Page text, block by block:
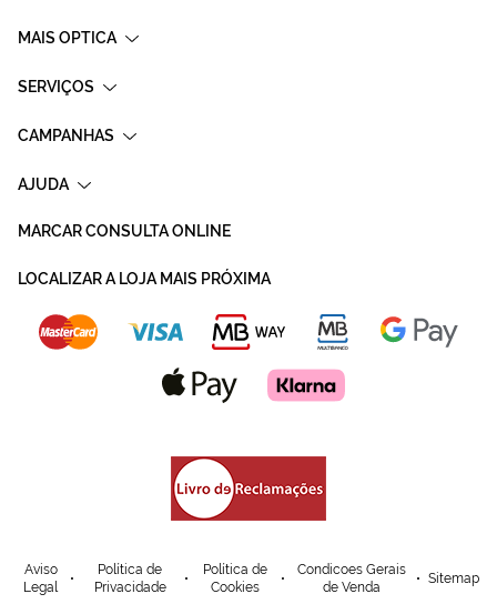
MAIS OPTICA
SERVIÇOS
CAMPANHAS
AJUDA
MARCAR CONSULTA ONLINE
LOCALIZAR A LOJA MAIS PRÓXIMA
Aviso
Legal
Política de
Privacidade
Política de
Cookies
Condicoes Gerais
de Venda
Sitemap